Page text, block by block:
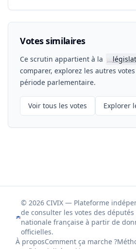
Votes similaires
Ce scrutin appartient à la 📖
comparer, explorez les autres
période parlementaire.
Voir tous les votes Explorer
© 2026 CIVIX — Plateforme
de consulter les votes des députés
nationale française à partir de
officielles.
À proposComment ça marche ?